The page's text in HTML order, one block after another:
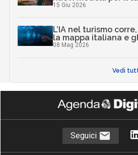
15 Giu 2026
L’IA nel turismo
la mappa italiana e
08 Mag 2026
Vedi
Seguici